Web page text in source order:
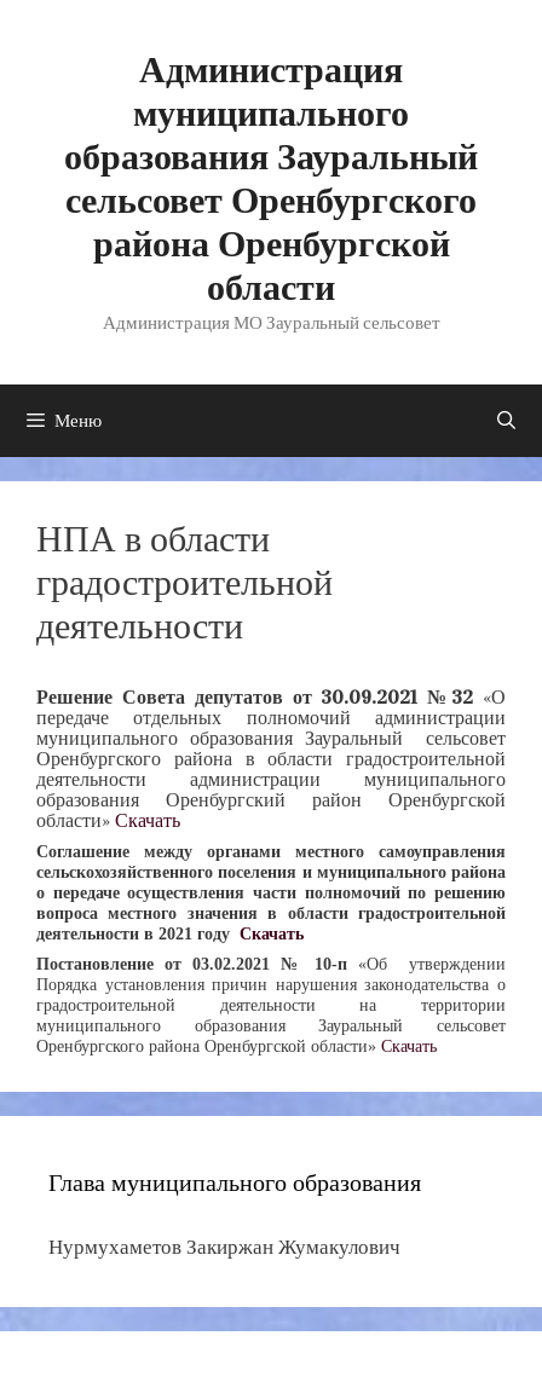
Администрация
муниципального
образования Зауральный
сельсовет Оренбургского
района Оренбургской
области
Администрация МО Зауральный сельсовет
Меню
НПА в области
градостроительной
деятельности
Решение Совета депутатов от 30.09.2021 №32 «О
передаче отдельных полномочий администрации
муниципального образования Зауральный сельсовет
Оренбургского района в области градостроительной
деятельности администрации муниципального
образования Оренбургский район Оренбургской
области» Скачать
Соглашение между органами местного самоуправления
сельскохозяйственного поселения и муниципального района
о передаче осуществления части полномочий по решению
вопроса местного значения в области градостроительной
деятельности в 2021 году Скачать
Постановление от 03.02.2021 № 10-п «Об утверждении
Порядка установления причин нарушения законодательства о
градостроительной деятельности на территории
муниципального образования Зауральный сельсовет
Оренбургского района Оренбургской области» Скачать
Глава муниципального образования
Нурмухаметов Закиржан Жумакулович